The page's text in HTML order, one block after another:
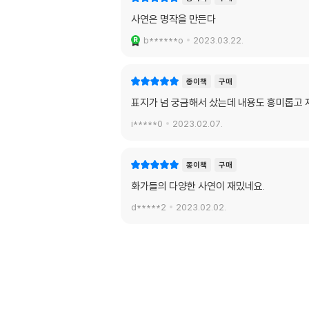
사연은 명작을 만든다
b******o 2023.03.22.
종이책 구매
표지가 넘 궁금해서 샀는데 내용도 흥미롭고
i*****0 2023.02.07.
종이책 구매
화가들의 다양한 사연이 재밌네요.
d*****2 2023.02.02.